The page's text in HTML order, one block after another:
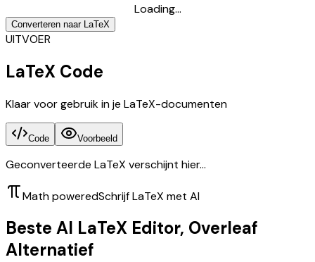
Loading...
Converteren naar LaTeX
UITVOER
LaTeX Code
Klaar voor gebruik in je LaTeX-documenten
Code Voorbeeld
Geconverteerde LaTeX verschijnt hier...
Math poweredSchrijf LaTeX met AI
Beste AI LaTeX Editor, Overleaf
Alternatief